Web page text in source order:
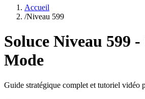
Accueil
/Niveau 599
Soluce Niveau 599 -
Mode
Guide stratégique complet et tutoriel vidéo